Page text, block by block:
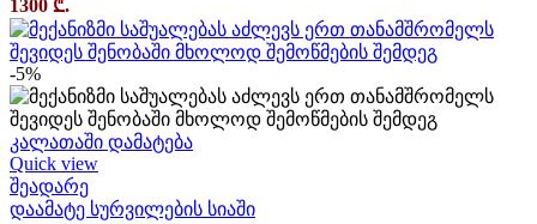
1300 ₾.
-5%
კალათაში დამატება
Quick view
შეადარე
დაამატე სურვილების სიაში